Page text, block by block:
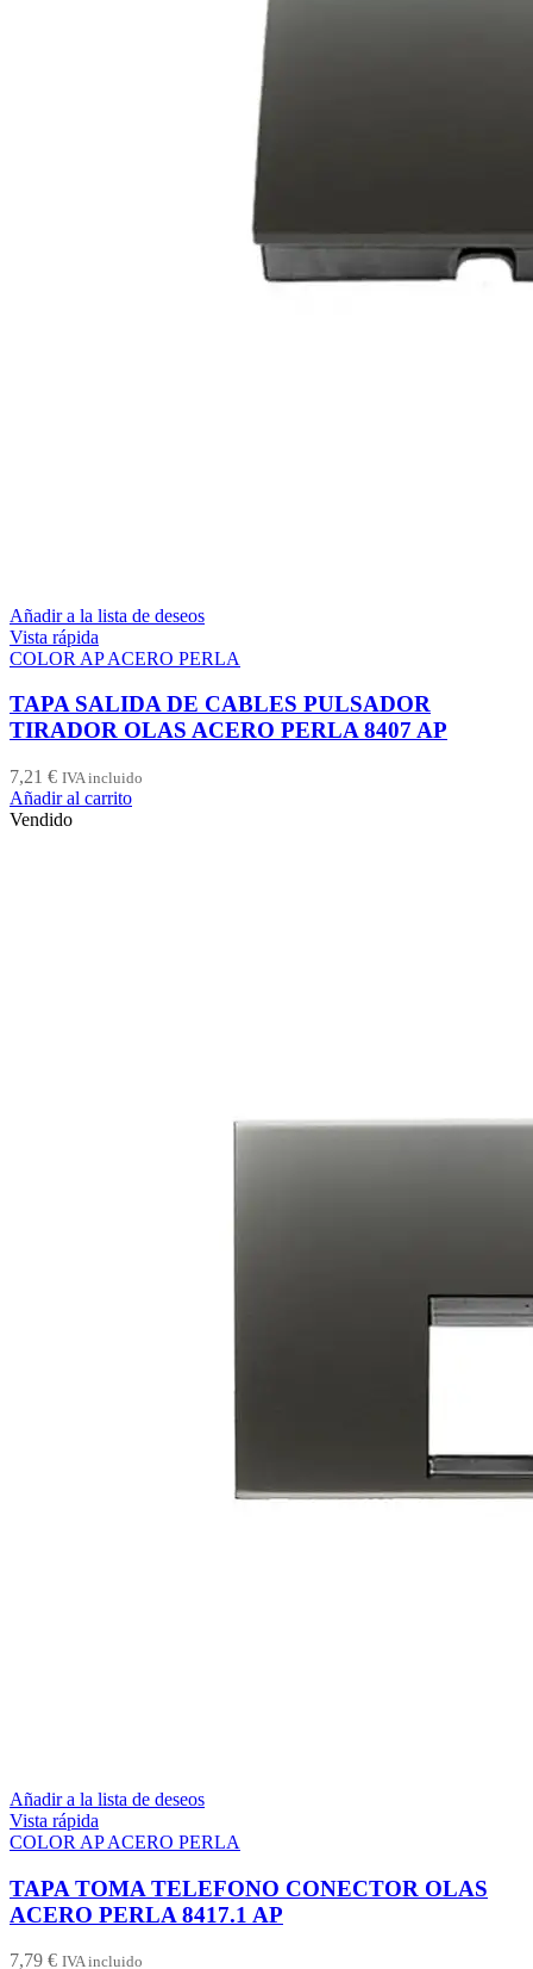
Añadir a la lista de deseos
Vista rápida
COLOR AP ACERO PERLA
TAPA SALIDA DE CABLES PULSADOR
TIRADOR OLAS ACERO PERLA 8407 AP
7,21 € IVA incluido
Añadir al carrito
Vendido
Añadir a la lista de deseos
Vista rápida
COLOR AP ACERO PERLA
TAPA TOMA TELEFONO CONECTOR OLAS
ACERO PERLA 8417.1 AP
7,79 € IVA incluido